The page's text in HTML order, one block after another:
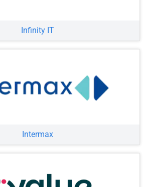
Infinity IT
Intermax